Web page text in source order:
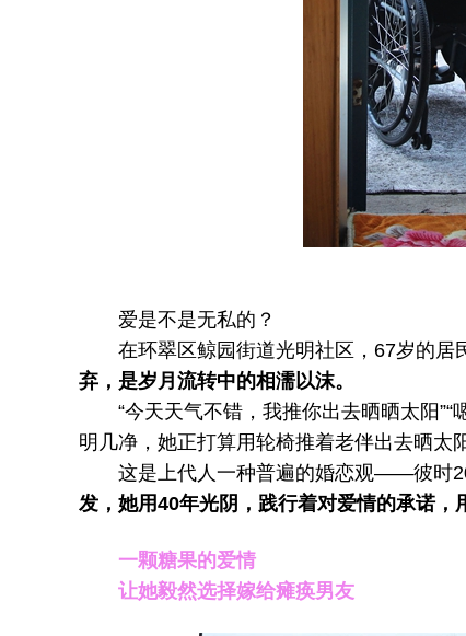
爱是不是无私的？
在环翠区鲸园街道光明社区，67岁的居
弃，是岁月流转中的相濡以沫。
“今天天气不错，我推你出去晒晒太阳”“
明几净，她正打算用轮椅推着老伴出去晒太
这是上代人一种普遍的婚恋观——彼时20
发，她用40年光阴，践行着对爱情的承诺，
一颗糖果的爱情
让她毅然选择嫁给瘫痪男友